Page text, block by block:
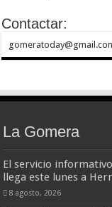
Contactar:
La Gomera
El servicio
llega este lunes a
8 agosto, 2026